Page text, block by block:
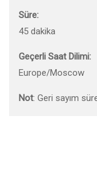
Süre:
45 dakika
Geçerli Saat Dilimi:
Europe/Moscow
Not: Geri sayım